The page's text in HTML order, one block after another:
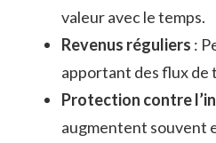
valeur avec le temps.
Revenus réguliers :
apportant des flux de
Protection contre
augmentent souvent